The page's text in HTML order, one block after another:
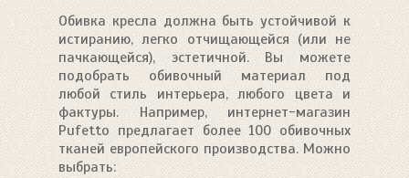
Обивка кресла должна быть устойчивой к
истиранию, легко отчищающейся (или не
пачкающейся), эстетичной. Вы можете
подобрать обивочный материал под
любой стиль интерьера, любого цвета и
фактуры. Например, интернет-магазин
Pufetto предлагает более 100 обивочных
тканей европейского производства. Можно
выбрать: